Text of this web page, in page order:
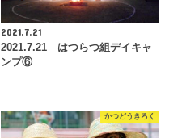
2021.7.21
2021.7.21 はつらつ組デイキャ
ンプ⑥
かつどうきろく